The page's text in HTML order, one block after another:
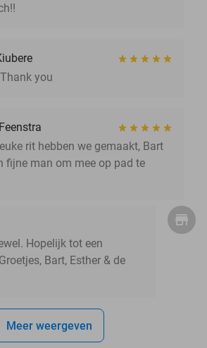
you
rit hebben we gemaakt, Bart
fijne man om mee op pad te
Hopelijk tot een
Bart, Esther & de
Meer weergeven